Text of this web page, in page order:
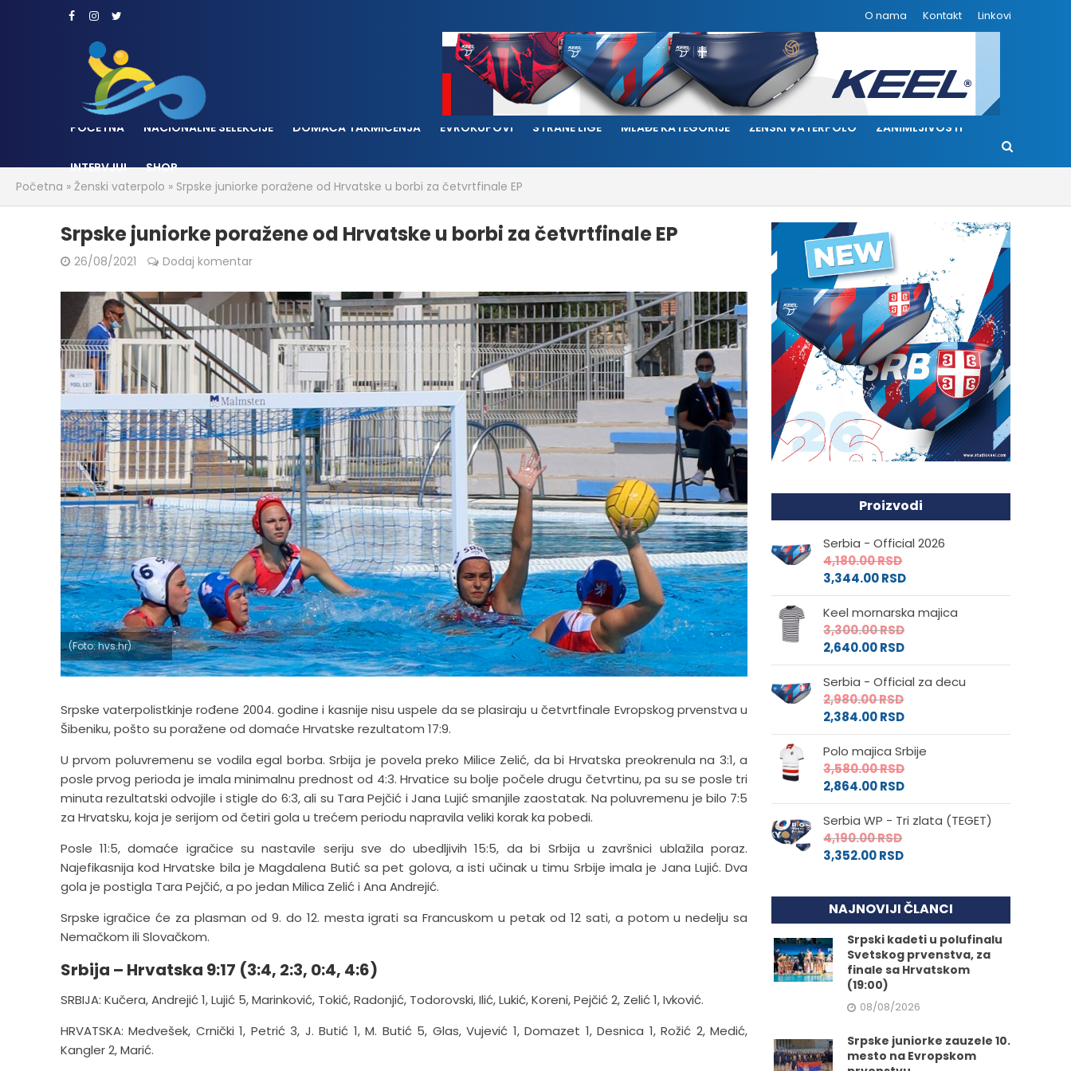
O nama Kontakt Linkovi
POČETNA NACIONALNE SELEKCIJE DOMAĆA TAKMIČENJA EVROKUPOVI STRANE LIGE MLAĐE KATEGORIJE ŽENSKI VATERPOLO ZANIMLJIVOSTI
INTERVJUI
SHOP
Početna » Ženski vaterpolo » Srpske juniorke poražene od Hrvatske u borbi za četvrtfinale EP
Srpske juniorke poražene od Hrvatske u borbi za četvrtfinale EP
26/08/2021 Dodaj komentar
(Foto: hvs.hr)
Srpske vaterpolistkinje rođene 2004. godine i kasnije nisu uspele da se plasiraju u četvrtfinale Evropskog prvenstva u
Šibeniku, pošto su poražene od domaće Hrvatske rezultatom 17:9.
U prvom poluvremenu se vodila egal borba. Srbija je povela preko Milice Zelić, da bi Hrvatska preokrenula na 3:1, a
posle prvog perioda je imala minimalnu prednost od 4:3. Hrvatice su bolje počele drugu četvrtinu, pa su se posle tri
minuta rezultatski odvojile i stigle do 6:3, ali su Tara Pejčić i Jana Lujić smanjile zaostatak. Na poluvremenu je bilo 7:5
za Hrvatsku, koja je serijom od četiri gola u trećem periodu napravila veliki korak ka pobedi.
Posle 11:5, domaće igračice su nastavile seriju sve do ubedljivih 15:5, da bi Srbija u završnici ublažila poraz.
Najefikasnija kod Hrvatske bila je Magdalena Butić sa pet golova, a isti učinak u timu Srbije imala je Jana Lujić. Dva
gola je postigla Tara Pejčić, a po jedan Milica Zelić i Ana Andrejić.
Srpske igračice će za plasman od 9. do 12. mesta igrati sa Francuskom u petak od 12 sati, a potom u nedelju sa
Nemačkom ili Slovačkom.
Srbija – Hrvatska 9:17 (3:4, 2:3, 0:4, 4:6)
SRBIJA: Kučera, Andrejić 1, Lujić 5, Marinković, Tokić, Radonjić, Todorovski, Ilić, Lukić, Koreni, Pejčić 2, Zelić 1, Ivković.
HRVATSKA: Medvešek, Crnički 1, Petrić 3, J. Butić 1, M. Butić 5, Glas, Vujević 1, Domazet 1, Desnica 1, Rožić 2, Medić,
Kangler 2, Marić.
Proizvodi
Serbia - Official 2026
4,180.00RSD
3,344.00RSD
Keel mornarska majica
3,300.00RSD
2,640.00RSD
Serbia - Official za decu
2,980.00RSD
2,384.00RSD
Polo majica Srbije
3,580.00RSD
2,864.00RSD
Serbia WP - Tri zlata (TEGET)
4,190.00RSD
3,352.00RSD
NAJNOVIJI ČLANCI
Srpski kadeti u polufinalu
Svetskog prvenstva, za
finale sa Hrvatskom
(19:00)
08/08/2026
Srpske juniorke zauzele 10.
mesto na Evropskom